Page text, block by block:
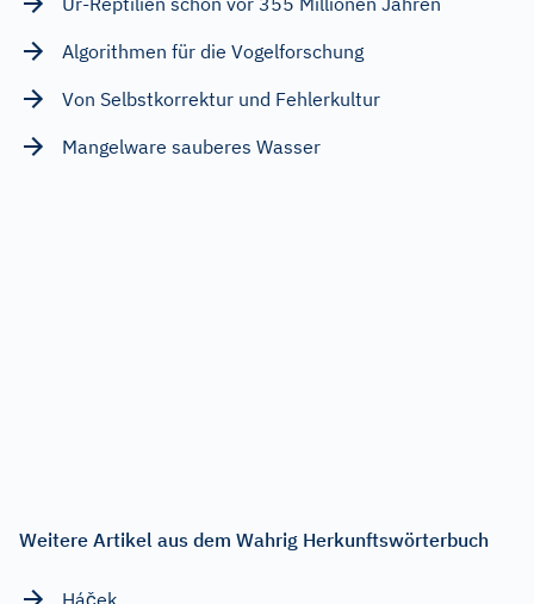
Algorithmen für die Vogelforschung
Von Selbstkorrektur und Fehlerkultur
Mangelware sauberes Wasser
Weitere Artikel aus dem Wahrig Herkunftswörterbuch
Háček